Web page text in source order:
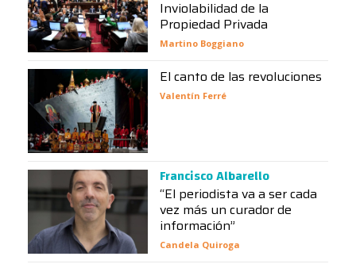
Inviolabilidad de la
Propiedad Privada
Martino Boggiano
El canto de las revoluciones
Valentín Ferré
Francisco Albarello
“El periodista va a ser cada
vez más un curador de
información”
Candela Quiroga